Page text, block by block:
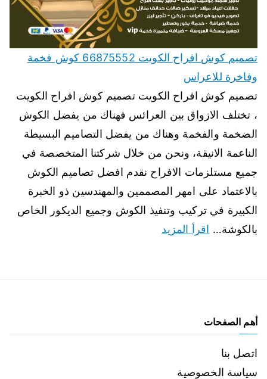
تصميم كوش افراح الكويت 66875552 كوش فخمة
وفاخرة للاعراس
تصميم كوش افراح الكويت تصميم كوش افراح الكويت
، تختلف الازواق بين العرائس فهناك من يفضل الكوش
الضخمة والفخمة وهناك من يفضل التصاميم البسيطة
الناعمة الانيقة، ونحن من خلال شركتنا المتخصصة في
جميع مستلزمات الافراح نقدم افضل تصاميم الكوش
بالاعتماد على امهر المصممين والمهندسين ذو الخبرة
الكبيرة في تركيب وتنفيذ الكوش وجميع الديكور الخاص
بالكوشة… اقرأ المزيد
أهم الصفحات
اتصل بنا
سياسة الخصوصية